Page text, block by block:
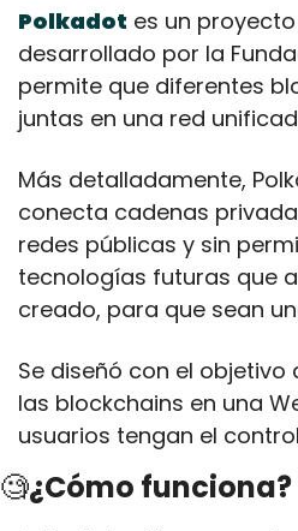
Polkadot es un
desarrollado por la
permite que diferentes
juntas en una red
Más detalladamente,
conecta cadenas
redes públicas y sin
tecnologías futuras que
creado, para que sean
Se diseñó con el
las blockchains en una
usuarios tengan el
🧐¿Cómo funciona?